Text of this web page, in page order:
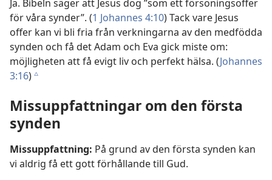
Ja. Bibeln säger att Jesus dog ”som ett försoningsoffer
för våra synder”. (1 Johannes 4:10) Tack vare Jesus
offer kan vi bli fria från verkningarna av den medfödda
synden och få det Adam och Eva gick miste om:
möjligheten att få evigt liv och perfekt hälsa. (Johannes
3:16)c
Missuppfattningar om den första
synden
Missuppfattning: På grund av den första synden kan
vi aldrig få ett gott förhållande till Gud.